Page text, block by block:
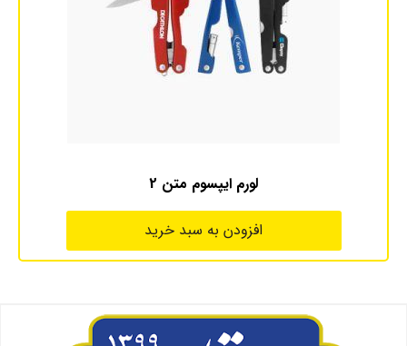
لورم ایپسوم متن 2
افزودن به سبد خرید